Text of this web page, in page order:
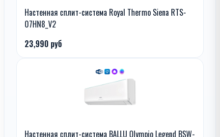
Настенная сплит-система Royal Thermo Siena RTS-
07HN8_V2
23,990 руб
Настенная сплит-система BALLU Olympio Legend BSW-